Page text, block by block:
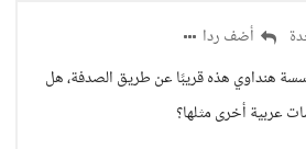
أضف ردا
هنداوي هذه قريبًا عن طريق الصدفة، هل
عربية أخرى مثلها؟